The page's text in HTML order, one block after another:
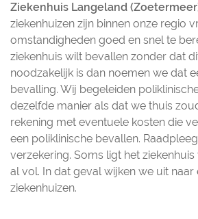
Ziekenhuis Langeland
ziekenhuizen zijn binnen onze regio
omstandigheden goed en snel te
ziekenhuis wilt bevallen zonder dat
noodzakelijk is dan noemen we dat
bevalling. Wij begeleiden
dezelfde manier als dat we thuis
rekening met eventuele kosten die
een poliklinische bevallen.
verzekering. Soms ligt het
al vol. In dat geval wijken we uit naar
ziekenhuizen.